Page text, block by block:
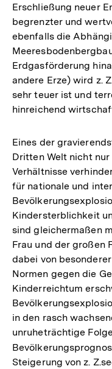
Erschließung neuer
begrenzter und
ebenfalls die
Erdgasförderung
andere Erze) wird z.
sehr teuer ist und
hinreichend
Eines der
Dritten Welt nicht nur
Verhältnisse
für nationale und
Kindersterblichkeit
sind gleichermaßen
Frau und der großen
dabei von
Normen gegen die
Kinderreichtum
in den rasch
unruheträchtige
Steigerung von z.